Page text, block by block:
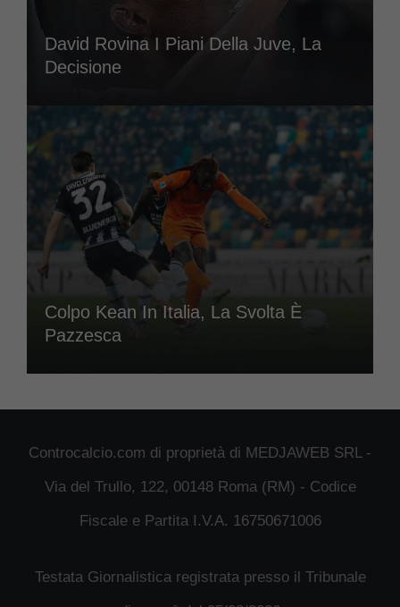
David Rovina I Piani Della Juve, La
Decisione
Colpo Kean In Italia, La Svolta È
Pazzesca
Controcalcio.com di proprietà di MEDJAWEB SRL -
Via del Trullo, 122, 00148 Roma (RM) - Codice
Fiscale e Partita I.V.A. 16750671006
Testata Giornalistica registrata presso il Tribunale